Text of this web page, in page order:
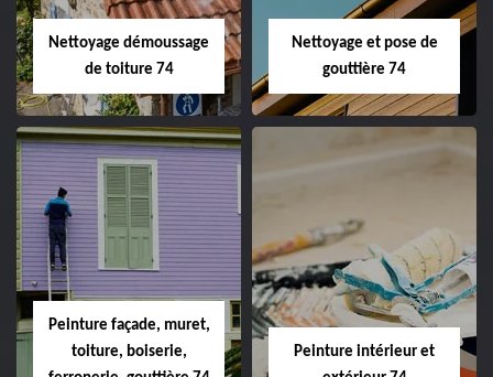
Nettoyage démoussage
de toiture 74
Nettoyage et pose de
gouttière 74
Peinture façade, muret,
toiture, boiserie,
Peinture intérieur et